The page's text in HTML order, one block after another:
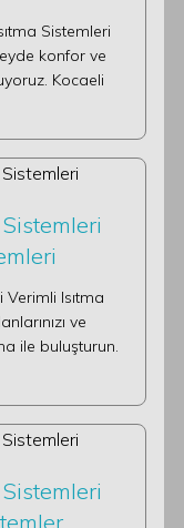
Sistemleri
konfor ve
Kocaeli
Isıtma
ve
ile buluşturun.